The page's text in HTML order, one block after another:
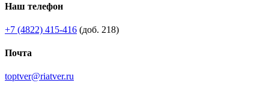
Наш телефон
+7 (4822) 415-416 (доб. 218)
Почта
toptver@riatver.ru